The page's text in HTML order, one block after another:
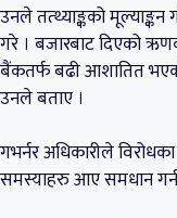
उनले तत्थ्याङ्कको मूल्याङ्कन
गरे । बजारबाट दिएको
बैंकतर्फ बढी आशातित
उनले बताए ।
गभर्नर अधिकारीले
समस्याहरु आए समधान गर्न